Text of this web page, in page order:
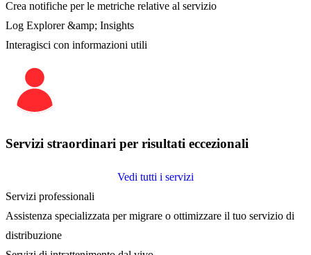
Crea notifiche per le metriche relative al servizio
Log Explorer &amp; Insights
Interagisci con informazioni utili
Servizi straordinari per risultati eccezionali
Vedi tutti i servizi
Servizi professionali
Assistenza specializzata per migrare o ottimizzare il tuo servizio di
distribuzione